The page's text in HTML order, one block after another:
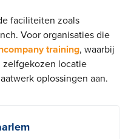
faciliteiten zoals
Voor organisaties die
training, waarbij
zelfgekozen locatie
oplossingen aan.